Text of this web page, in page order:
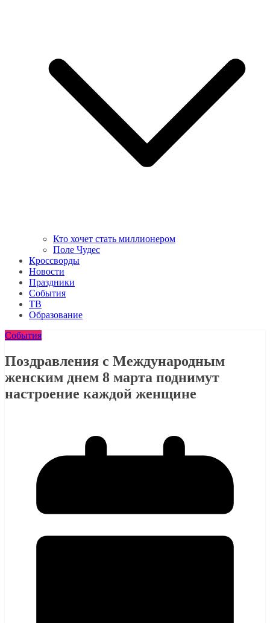
Кто хочет стать миллионером
Поле Чудес
Кроссворды
Новости
Праздники
События
ТВ
Образование
События
Поздравления с Международным
женским днем 8 марта поднимут
настроение каждой женщине